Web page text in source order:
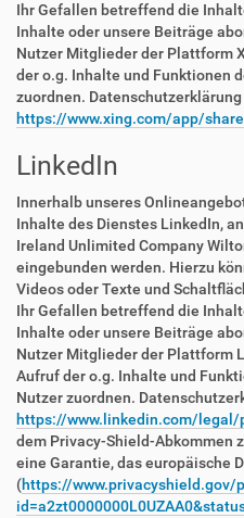
Ihr Gefallen betreffend die
Inhalte oder unsere Beiträge
Nutzer Mitglieder der Plattform
der o.g. Inhalte und Funktionen
zuordnen. Datenschutzerklärung
https://www.xing.com/app/
LinkedIn
Innerhalb unseres
Inhalte des Dienstes LinkedIn,
Ireland Unlimited Company
eingebunden werden. Hierzu
Videos oder Texte und
Ihr Gefallen betreffend die
Inhalte oder unsere Beiträge
Nutzer Mitglieder der Plattform
Aufruf der o.g. Inhalte und
Nutzer zuordnen.
https://www.linkedin.com/legal/
dem Privacy-Shield-Abkommen
eine Garantie, das europäische
(https://www.privacyshield.gov/